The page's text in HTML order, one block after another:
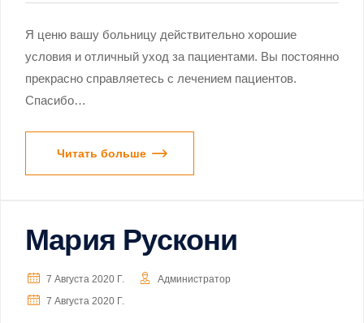
Я ценю вашу больницу действительно хорошие
условия и отличный уход за пациентами. Вы постоянно
прекрасно справляетесь с лечением пациентов.
Спасибо…
Читать больше
Мария Рускони
7 Августа 2020 Г.
Администратор
7 Августа 2020 Г.